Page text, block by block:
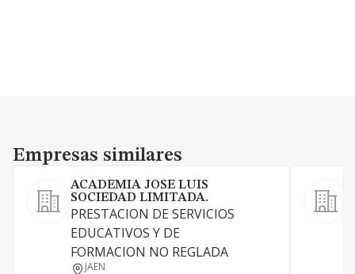
Empresas similares
Empresas similares
ACADEMIA JOSE LUIS
SOCIEDAD LIMITADA.
PRESTACION DE SERVICIOS
EDUCATIVOS Y DE
FORMACION NO REGLADA
JAEN